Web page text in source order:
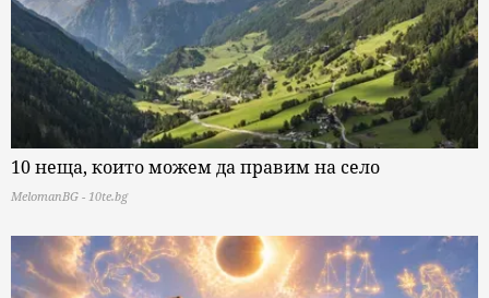
10 неща, които можем да правим на село
MelomanBG - 10te.bg